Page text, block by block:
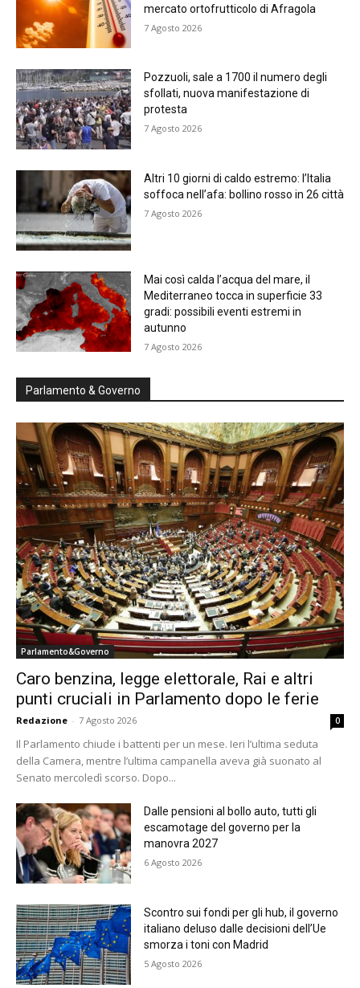
mercato ortofrutticolo di Afragola
7 Agosto 2026
Pozzuoli, sale a 1700 il numero degli
sfollati, nuova manifestazione di
protesta
7 Agosto 2026
Altri 10 giorni di caldo estremo: l’Italia
soffoca nell’afa: bollino rosso in 26 città
7 Agosto 2026
Mai così calda l’acqua del mare, il
Mediterraneo tocca in superficie 33
gradi: possibili eventi estremi in
autunno
7 Agosto 2026
Parlamento & Governo
Parlamento&Governo
Caro benzina, legge elettorale, Rai e altri
punti cruciali in Parlamento dopo le ferie
Redazione - 7 Agosto 2026 0
Il Parlamento chiude i battenti per un mese. Ieri l’ultima seduta
della Camera, mentre l’ultima campanella aveva già suonato al
Senato mercoledì scorso. Dopo...
Dalle pensioni al bollo auto, tutti gli
escamotage del governo per la
manovra 2027
6 Agosto 2026
Scontro sui fondi per gli hub, il governo
italiano deluso dalle decisioni dell’Ue
smorza i toni con Madrid
5 Agosto 2026